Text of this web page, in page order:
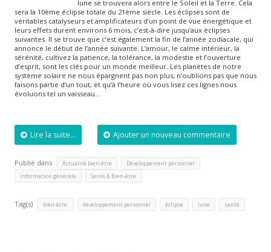
lune se trouvera alors entre le Soleil et la Terre. Cela
sera la 10ème éclipse totale du 21ème siècle. Les éclipses sont de
véritables catalyseurs et amplificateurs d’un point de vue énergétique et
leurs effets durent environs 6 mois, c’est-à-dire jusqu’aux éclipses
suivantes. Il se trouve que c’est également la fin de l’année zodiacale, qui
annonce le début de l’année suivante. L’amour, le calme intérieur, la
sérénité, cultivez la patience, la tolérance, la modestie et l’ouverture
d’esprit, sont les clés pour un monde meilleur. Les planètes de notre
système solaire ne nous épargnent pas non plus, n’oublions pas que nous
faisons partie d’un tout, et qu’à l’heure où vous lisez ces lignes nous
évoluons tel un vaisseau…
Lire la suite... Ajouter un nouveau commentaire
Publié dans Actualité bien-être Développement personnel
Information générale Santé & Bien-être
Tag(s) bien-être. développement personnel éclipse lune santé